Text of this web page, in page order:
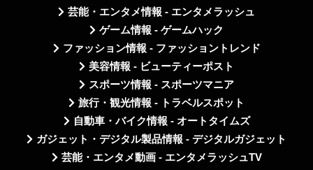
芸能・エンタメ情報 - エンタメラッシュ
ゲーム情報 - ゲームハック
ファッション情報 - ファッショントレンド
美容情報 - ビューティーポスト
スポーツ情報 - スポーツマニア
旅行・観光情報 - トラベルスポット
自動車・バイク情報 - オートタイムズ
ガジェット・デジタル製品情報 - デジタルガジェット
芸能・エンタメ動画 - エンタメラッシュTV